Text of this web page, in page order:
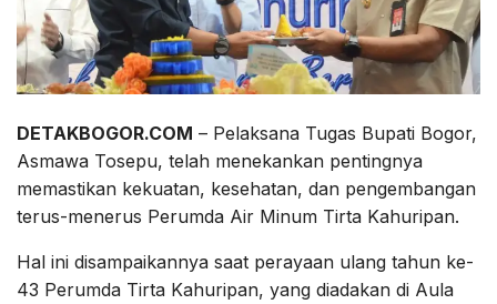
DETAKBOGOR.COM – Pelaksana Tugas Bupati Bogor,
Asmawa Tosepu, telah menekankan pentingnya
memastikan kekuatan, kesehatan, dan pengembangan
terus-menerus Perumda Air Minum Tirta Kahuripan.
Hal ini disampaikannya saat perayaan ulang tahun ke-
43 Perumda Tirta Kahuripan, yang diadakan di Aula